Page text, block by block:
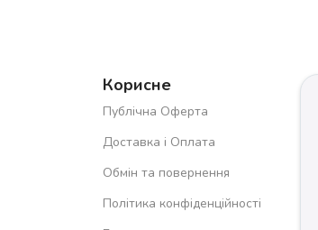
Корисне
Публічна Оферта
Доставка і Оплата
Обмін та повернення
Політика конфіденційності